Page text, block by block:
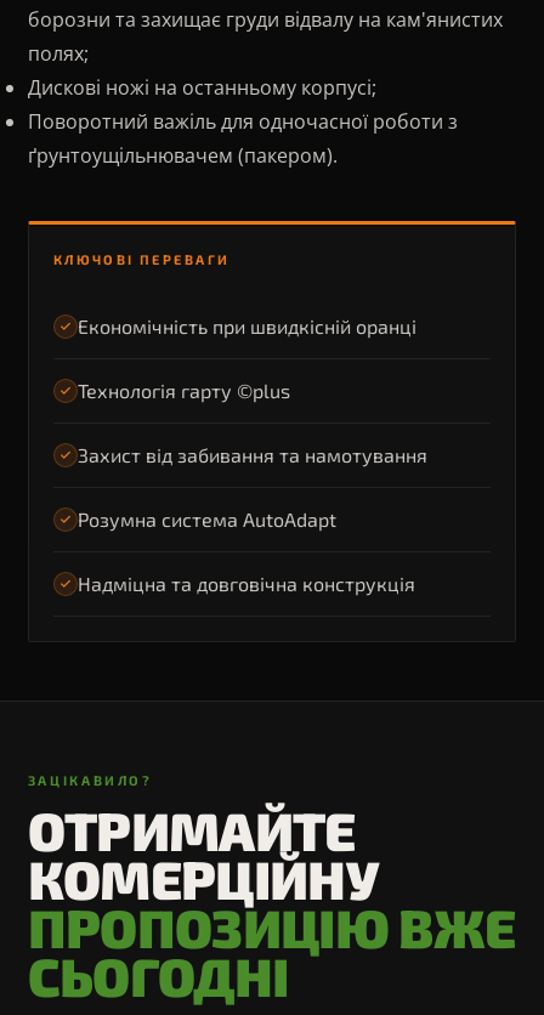
борозни та захищає груди відвалу на кам'янистих
полях;
Дискові ножі на останньому корпусі;
Поворотний важіль для одночасної роботи з
ґрунтоущільнювачем (пакером).
КЛЮЧОВІ ПЕРЕВАГИ
Економічність при швидкісній оранці
Технологія гарту ©plus
Захист від забивання та намотування
Розумна система AutoAdapt
Надміцна та довговічна конструкція
ЗАЦІКАВИЛО?
ОТРИМАЙТЕ
КОМЕРЦІЙНУ
ПРОПОЗИЦІЮ ВЖЕ
СЬОГОДНІ